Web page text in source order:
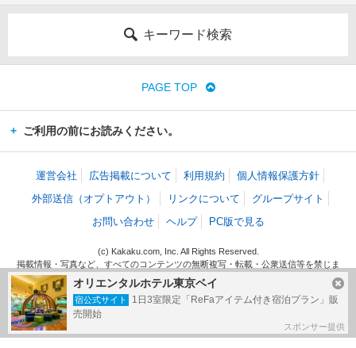
オリエンタルホテル東京ベイ
宿公式サイト
1日3室限定「ReFaアイテム付き宿泊プラン」販
売開始
スポンサー提供
キーワード検索
PAGE TOP
ご利用の前にお読みください。
運営会社 広告掲載について 利用規約
個人情報保護方針
外部送信（オプトアウト）
リンクについて
グループサイト
お問い合わせ
ヘルプ PC版で見る
(c) Kakaku.com, Inc. All Rights Reserved.
掲載情報・写真など、すべてのコンテンツの無断複写・転載・公衆送信等を禁じま
す。